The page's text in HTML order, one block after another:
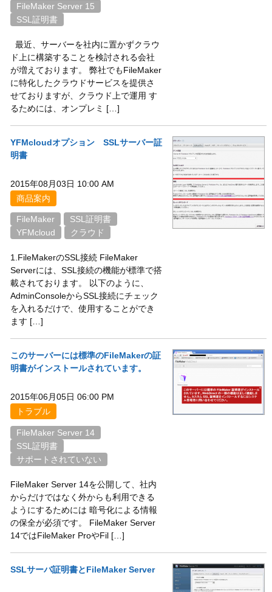
FileMaker Server 15
SSL証明書
最近、サーバーを社内に置かずクラウ
ド上に構築することを検討される会社
が増えております。 弊社でもFileMaker
に特化したクラウドサービスを提供さ
せておりますが、クラウド上で運用 す
るためには、オンプレミ […]
YFMcloudオプション SSLサーバー証
明書
2015年08月03日 10:00 AM
商品案内
FileMaker
SSL証明書
YFMcloud
クラウド
1.FileMakerのSSL接続 FileMaker
Serverには、SSL接続の機能が標準で搭
載されております。 以下のように、
AdminConsoleからSSL接続にチェック
を入れるだけで、使用することができ
ます […]
このサーバーには標準のFileMakerの証
明書がインストールされています。
2015年06月05日 06:00 PM
トラブル
FileMaker Server 14
SSL証明書
サポートされていない
FileMaker Server 14を公開して、社内
からだけではなく外からも利用できる
ようにするためには 暗号化による情報
の保全が必須です。 FileMaker Server
14ではFileMaker ProやFil […]
SSLサーバ証明書とFileMaker Server